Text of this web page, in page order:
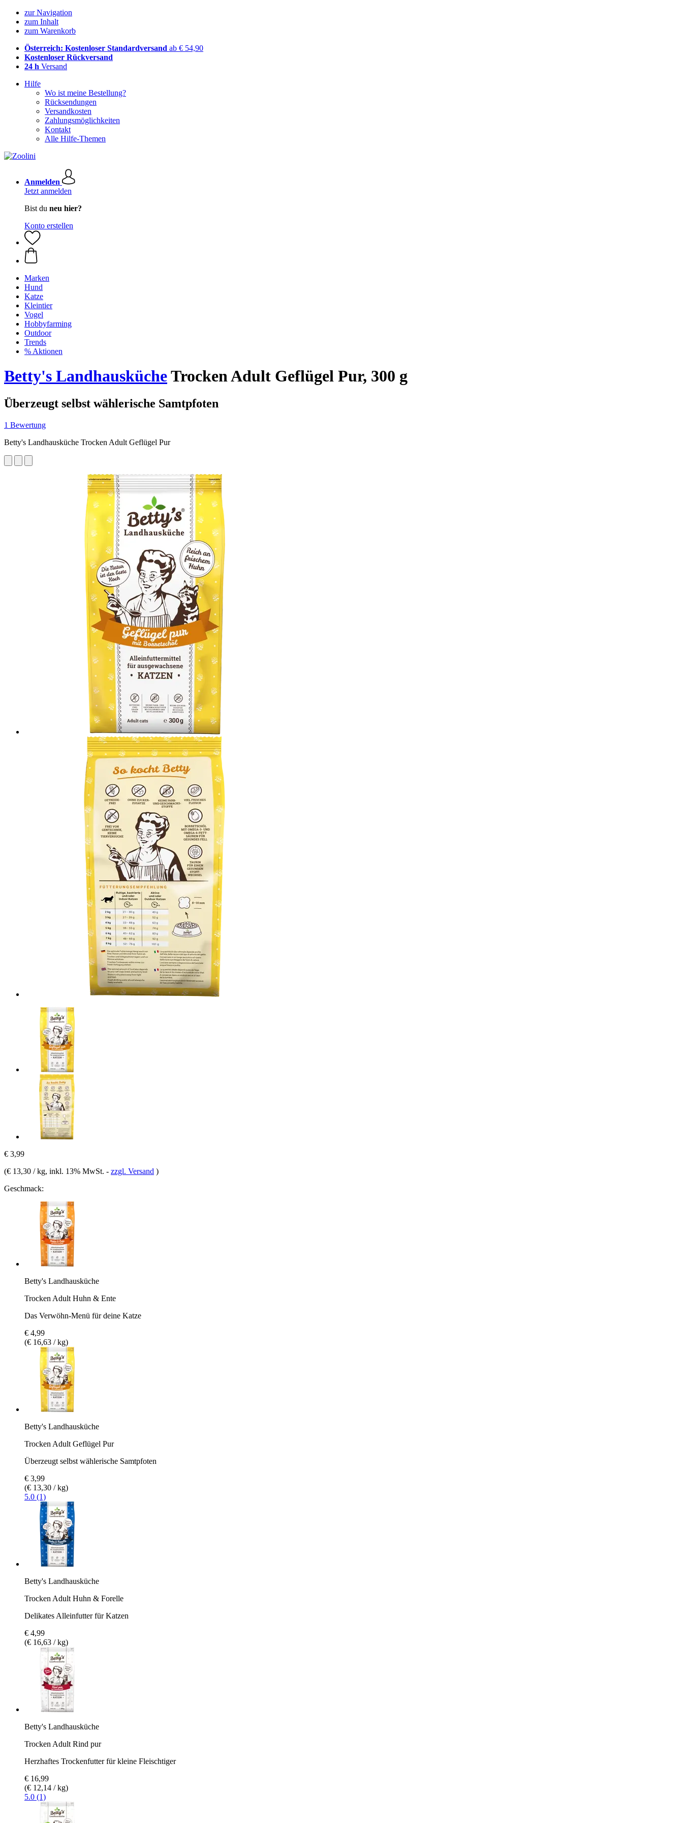
zur Navigation
zum Inhalt
zum Warenkorb
Österreich: Kostenloser Standardversand ab € 54,90
Kostenloser Rückversand
24 h Versand
Hilfe
Wo ist meine Bestellung?
Rücksendungen
Versandkosten
Zahlungsmöglichkeiten
Kontakt
Alle Hilfe-Themen
Anmelden
Jetzt anmelden
Bist du neu hier?
Konto erstellen
Marken
Hund
Katze
Kleintier
Vogel
Hobbyfarming
Outdoor
Trends
% Aktionen
Betty's LandhauskücheTrocken Adult Geflügel Pur, 300 g
Überzeugt selbst wählerische Samtpfoten
1 Bewertung
Betty's Landhausküche Trocken Adult Geflügel Pur
€ 3,99
(€ 13,30 / kg, inkl. 13% MwSt. - zzgl. Versand )
Geschmack:
Betty's Landhausküche
Trocken Adult Huhn & Ente
Das Verwöhn-Menü für deine Katze
€ 4,99
(€ 16,63 / kg)
Betty's Landhausküche
Trocken Adult Geflügel Pur
Überzeugt selbst wählerische Samtpfoten
€ 3,99
(€ 13,30 / kg)
5.0 (1)
Betty's Landhausküche
Trocken Adult Huhn & Forelle
Delikates Alleinfutter für Katzen
€ 4,99
(€ 16,63 / kg)
Betty's Landhausküche
Trocken Adult Rind pur
Herzhaftes Trockenfutter für kleine Fleischtiger
€ 16,99
(€ 12,14 / kg)
5.0 (1)